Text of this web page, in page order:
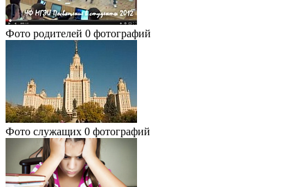
Фото родителей 0 фотографий
Фото служащих 0 фотографий